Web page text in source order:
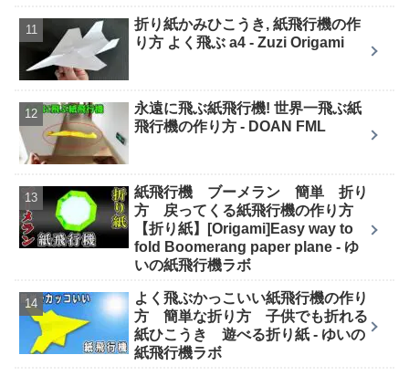
折り紙かみひこうき, 紙飛行機の作
り方 よく飛ぶ a4 - Zuzi Origami
永遠に飛ぶ紙飛行機! 世界一飛ぶ紙
飛行機の作り方 - DOAN FML
紙飛行機 ブーメラン 簡単 折り
方 戻ってくる紙飛行機の作り方
【折り紙】[Origami]Easy way to
fold Boomerang paper plane - ゆ
いの紙飛行機ラボ
よく飛ぶかっこいい紙飛行機の作り
方 簡単な折り方 子供でも折れる
紙ひこうき 遊べる折り紙 - ゆいの
紙飛行機ラボ